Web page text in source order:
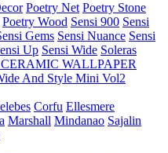
Poetry Net Poetry Stone
Poetry Wood Sensi 900 Sensi
Gems Sensi Nuance Sensi
Up Sensi Wide Soleras
WALLPAPER
And Style Mini Vol2
Corfu Ellesmere
Marshall Mindanao Sajalin